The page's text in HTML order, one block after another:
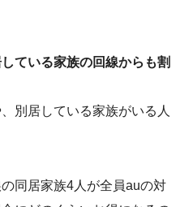
している家族の回線からも割
別居している家族がいる人
同居家族4人が全員auの対